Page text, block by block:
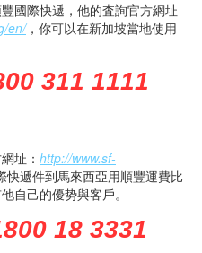
國際快遞，他的査詢官方網址
en/，你可以在新加坡當地使用
311 1111
址： http://www.sf-
快遞件到馬來西亞用順豐運費比
自己的優势與客戶。
18 3331